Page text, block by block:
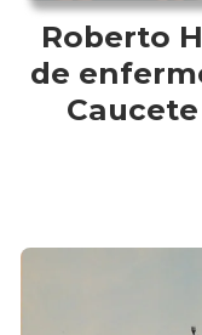
Roberto
de